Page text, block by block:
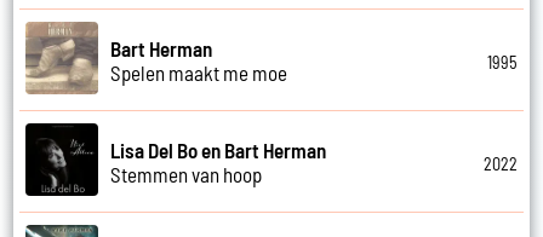
Bart Herman
Spelen maakt me moe
1995
Lisa Del Bo en Bart Herman
Stemmen van hoop
2022